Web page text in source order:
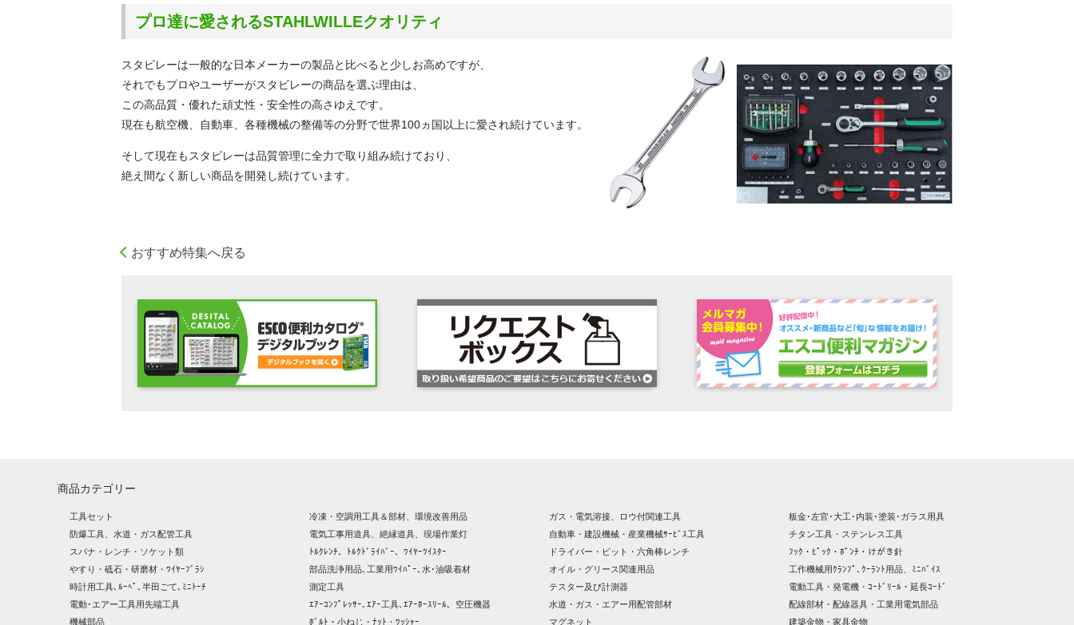
プロ達に愛されるSTAHLWILLEクオリティ
スタビレーは一般的な日本メーカーの製品と比べると少しお高めですが、
それでもプロやユーザーがスタビレーの商品を選ぶ理由は、
この高品質・優れた頑丈性・安全性の高さゆえです。
現在も航空機、自動車、各種機械の整備等の分野で世界100ヵ国以上に愛され続けています。
そして現在もスタビレーは品質管理に全力で取り組み続けており、
絶え間なく新しい商品を開発し続けています。
おすすめ特集へ戻る
商品カテゴリー
工具セット 冷凍・空調用工具＆部材、環境改善用品 ガス・電気溶接、ロウ付関連工具
板金･左官･大工･内装･塗装･ガラス用具
防爆工具、水道・ガス配管工具
電気工事用道具、絶縁道具、現場作業灯 自動車・建設機械・産業機械ｻｰﾋﾞｽ工具
チタン工具・ステンレス工具
スパナ・レンチ・ソケット類
ﾄﾙｸﾚﾝﾁ、ﾄﾙｸﾄﾞﾗｲﾊﾞｰ、ﾜｲﾔｰﾂｲｽﾀｰ ドライバー・ビット・六角棒レンチ
ﾌｯｸ・ﾋﾟｯｸ・ﾎﾟﾝﾁ・けがき針
やすり・砥石・研磨材・ﾜｲﾔｰﾌﾞﾗｼ
部品洗浄用品､工業用ﾜｲﾊﾟｰ､水･油吸着材 オイル・グリース関連用品
工作機械用ｸﾗﾝﾌﾟ､ｸｰﾗﾝﾄ用品、ﾐﾆﾊﾞｲｽ
時計用工具､ﾙｰﾍﾟ､半田ごて､ﾐﾆﾄｰﾁ
測定工具 テスター及び計測器
電動工具・発電機・ｺｰﾄﾞﾘｰﾙ・延長ｺｰﾄﾞ
電動･エアー工具用先端工具
ｴｱｰｺﾝﾌﾟﾚｯｻｰ､ｴｱｰ工具､ｴｱｰﾎｰｽﾘｰﾙ、空圧機器 水道・ガス・エアー用配管部材
配線部材・配線器具・工業用電気部品
機械部品
ﾎﾞﾙﾄ・小ねじ・ﾅｯﾄ・ﾜｯｼｬｰ マグネット 建築金物・家具金物